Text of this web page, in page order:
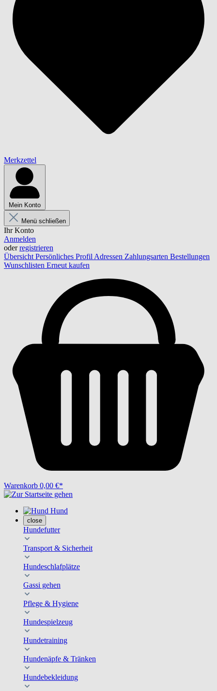
Merkzettel
Mein Konto
Menü schließen
Ihr Konto
Anmelden
oderregistrieren
Übersicht Persönliches Profil Adressen Zahlungsarten Bestellungen
Wunschlisten Erneut kaufen
Warenkorb 0,00 €*
Hund
close
Hundefutter
Transport & Sicherheit
Hundeschlafplätze
Gassi gehen
Pflege & Hygiene
Hundespielzeug
Hundetraining
Hundenäpfe & Tränken
Hundebekleidung